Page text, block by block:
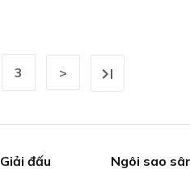
3 >
Giải đấu Ngôi sao